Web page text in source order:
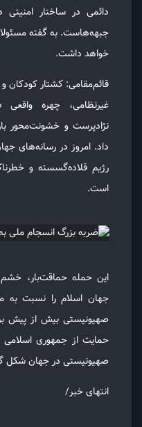
دائمی در ساختار
جبهه‌هاست. به گفته
خواهد داشت.
قائم‌مقامی: کشتار کودکان
غیرنظامی، چهره واقعی
نژادپرست و خشونت‌محور
داد. امروز در رسانه‌های
رژیم قلاده‌گسسته و
است.
این حمله حماقت‌بار،
جهان اسلام را نسبت به
صهیونیستی بیش از پیش
حمایت از جمهوری
صهیونیستی در جهان شکل
انتهای خبر/